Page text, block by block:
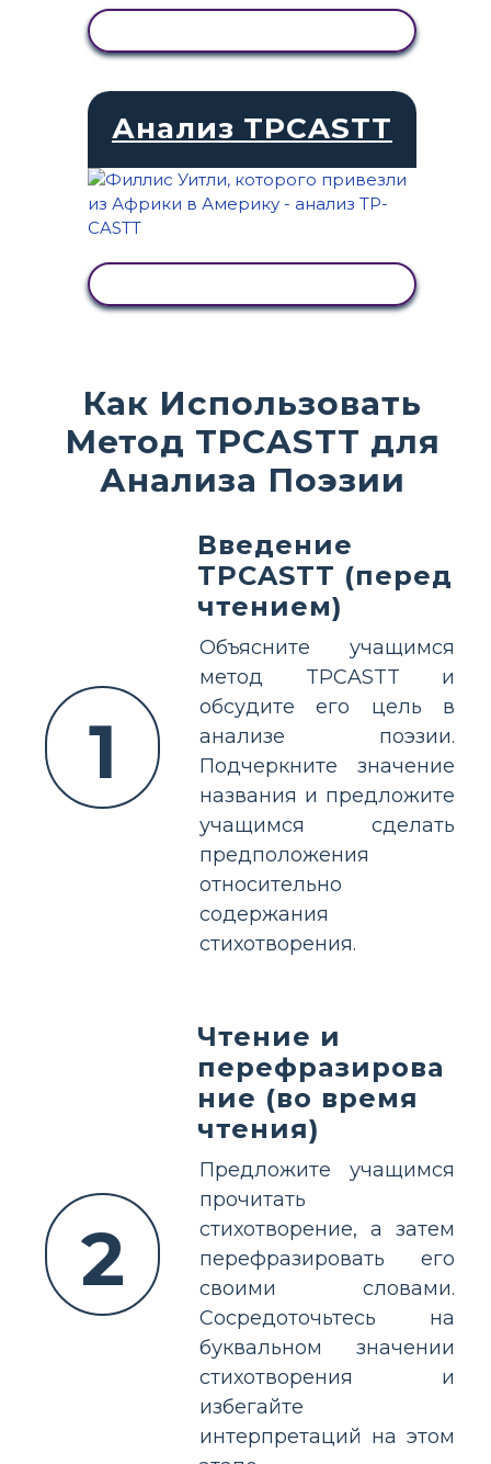
Анализ TPCASTT
Как Использовать
Метод TPCASTT для
Анализа Поэзии
1
Введение
TPCASTT (перед
чтением)
Объясните учащимся
метод TPCASTT и
обсудите его цель в
анализе поэзии.
Подчеркните значение
названия и предложите
учащимся сделать
предположения
относительно
содержания
стихотворения.
2
Чтение и
перефразирова
ние (во время
чтения)
Предложите учащимся
прочитать
стихотворение, а затем
перефразировать его
своими словами.
Сосредоточьтесь на
буквальном значении
стихотворения и
избегайте
интерпретаций на этом